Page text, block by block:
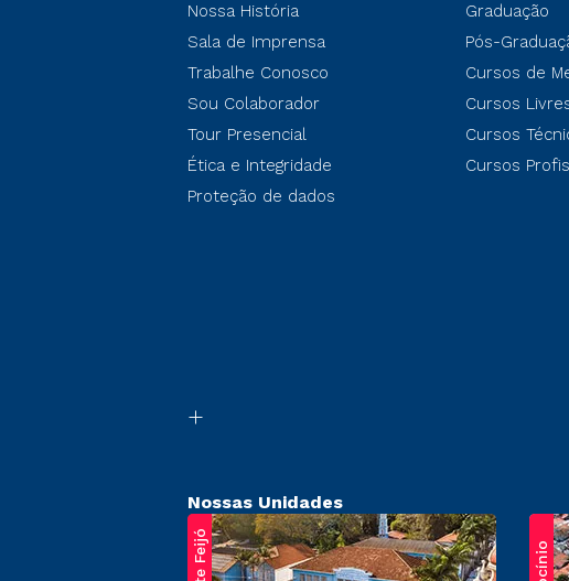
Nossa História
Sala de Imprensa
Trabalhe Conosco
Sou Colaborador
Tour Presencial
Ética e Integridade
Proteção de dados
Graduação
Pós-
Cursos de
Cursos
Cursos
Cursos
Nossas Unidades